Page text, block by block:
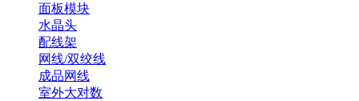
面板模块
水晶头
配线架
网线/双绞线
成品网线
室外大对数